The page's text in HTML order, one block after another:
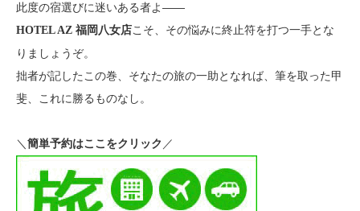
此度の宿選びに迷いある者よ――
HOTEL AZ 福岡八女店こそ、その悩みに終止符を打つ一手とな
りましょうぞ。
拙者が記したこの巻、そなたの旅の一助となれば、筆を取った甲
斐、これに勝るものなし。
＼ 簡単予約はここをクリック ／